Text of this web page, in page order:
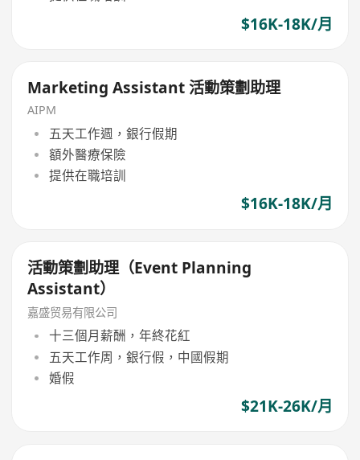
$16K-18K/月
Marketing Assistant 活動策劃助理
AIPM
五天工作週，銀行假期
額外醫療保險
提供在職培訓
$16K-18K/月
活動策劃助理（Event Planning
Assistant）
嘉盛贸易有限公司
十三個月薪酬，年終花紅
五天工作周，銀行假，中國假期
婚假
$21K-26K/月